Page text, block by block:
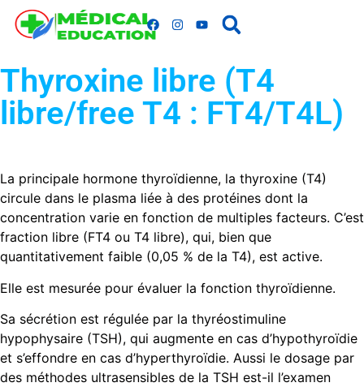
Thyroxine libre (T4
libre/free T4 : FT4/T4L)
La principale hormone thyroïdienne, la thyroxine (T4)
circule dans le plasma liée à des protéines dont la
concentration varie en fonc­tion de multiples facteurs. C’est
fraction libre (FT4 ou T4 libre), qui, bien que
quantitativement faible (0,05 % de la T4), est active.
Elle est mesurée pour évaluer la fonction thyroïdienne.
Sa sécrétion est régulée par la thyréostimuline
hypophysaire (TSH), qui augmente en cas d’hypothyroïdie
et s’effondre en cas d’hyper­thyroïdie. Aussi le dosage par
des méthodes ultrasensibles de la TSH est-il l’examen